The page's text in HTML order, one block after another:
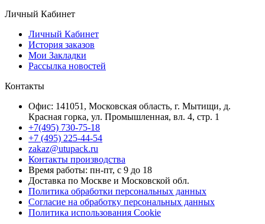
Личный Кабинет
Личный Кабинет
История заказов
Мои Закладки
Рассылка новостей
Контакты
Офис: 141051, Московская область, г. Мытищи, д.
Красная горка, ул. Промышленная, вл. 4, стр. 1
+7(495) 730-75-18
+7 (495) 225-44-54
zakaz@utupack.ru
Контакты производства
Время работы: пн-пт, с 9 до 18
Доставка по Москве и Московской обл.
Политика обработки персональных данных
Согласие на обработку персональных данных
Политика использования Cookie